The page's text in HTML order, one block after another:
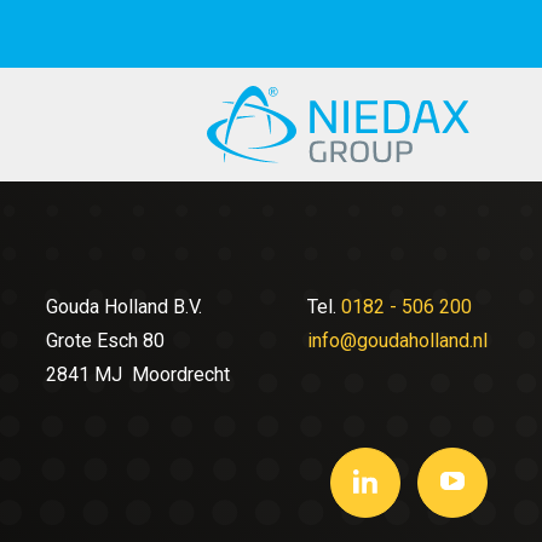
Gouda Holland B.V.
Grote Esch 80
2841 MJ Moordrecht
Tel. 0182 - 506 200
info@goudaholland.nl